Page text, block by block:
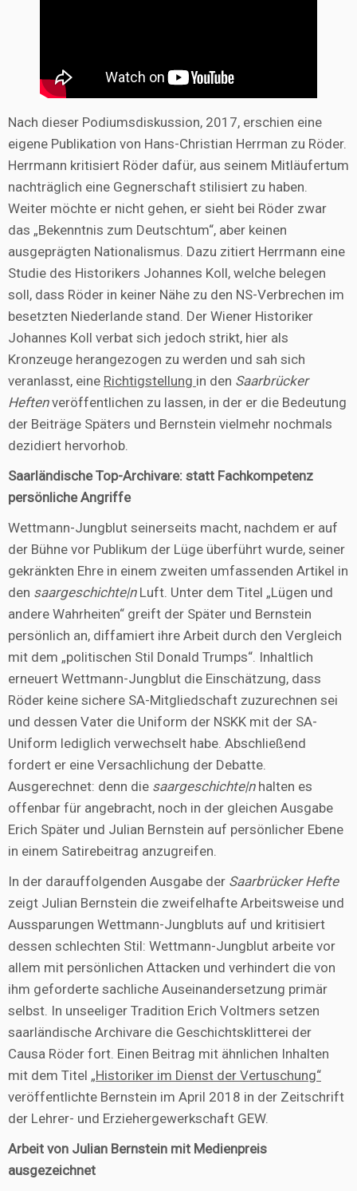
Nach dieser Podiumsdiskussion, 2017, erschien eine
eigene Publikation von Hans-Christian Herrman zu Röder.
Herrmann kritisiert Röder dafür, aus seinem Mitläufertum
nachträglich eine Gegnerschaft stilisiert zu haben.
Weiter möchte er nicht gehen, er sieht bei Röder zwar
das „Bekenntnis zum Deutschtum“, aber keinen
ausgeprägten Nationalismus. Dazu zitiert Herrmann eine
Studie des Historikers Johannes Koll, welche belegen
soll, dass Röder in keiner Nähe zu den NS-Verbrechen im
besetzten Niederlande stand. Der Wiener Historiker
Johannes Koll verbat sich jedoch strikt, hier als
Kronzeuge herangezogen zu werden und sah sich
veranlasst, eine Richtigstellung in den Saarbrücker
Heftenveröffentlichen zu lassen, in der er die Bedeutung
der Beiträge Späters und Bernstein vielmehr nochmals
dezidiert hervorhob.
Saarländische Top-Archivare: statt Fachkompetenz
persönliche Angriffe
Wettmann-Jungblut seinerseits macht, nachdem er auf
der Bühne vor Publikum der Lüge überführt wurde, seiner
gekränkten Ehre in einem zweiten umfassenden Artikel in
den saargeschichte|nLuft. Unter dem Titel „Lügen und
andere Wahrheiten“ greift der Später und Bernstein
persönlich an, diffamiert ihre Arbeit durch den Vergleich
mit dem „politischen Stil Donald Trumps“. Inhaltlich
erneuert Wettmann-Jungblut die Einschätzung, dass
Röder keine sichere SA-Mitgliedschaft zuzurechnen sei
und dessen Vater die Uniform der NSKK mit der SA-
Uniform lediglich verwechselt habe. Abschließend
fordert er eine Versachlichung der Debatte.
Ausgerechnet: denn die saargeschichte|nhalten es
offenbar für angebracht, noch in der gleichen Ausgabe
Erich Später und Julian Bernstein auf persönlicher Ebene
in einem Satirebeitrag anzugreifen.
In der darauffolgenden Ausgabe der Saarbrücker Hefte
zeigt Julian Bernstein die zweifelhafte Arbeitsweise und
Aussparungen Wettmann-Jungbluts auf und kritisiert
dessen schlechten Stil: Wettmann-Jungblut arbeite vor
allem mit persönlichen Attacken und verhindert die von
ihm geforderte sachliche Auseinandersetzung primär
selbst. In unseeliger Tradition Erich Voltmers setzen
saarländische Archivare die Geschichtsklitterei der
Causa Röder fort. Einen Beitrag mit ähnlichen Inhalten
mit dem Titel „Historiker im Dienst der Vertuschung“
veröffentlichte Bernstein im April 2018 in der Zeitschrift
der Lehrer- und Erziehergewerkschaft GEW.
Arbeit von Julian Bernstein mit Medienpreis
ausgezeichnet